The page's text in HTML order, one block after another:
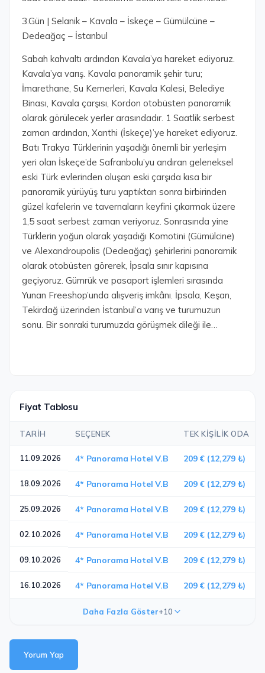
3.Gün | Selanik – Kavala – İskeçe – Gümülcüne –
Dedeağaç – İstanbul
Sabah kahvaltı ardından Kavala’ya hareket ediyoruz.
Kavala’ya varış. Kavala panoramik şehir turu;
İmarethane, Su Kemerleri, Kavala Kalesi, Belediye
Binası, Kavala çarşısı, Kordon otobüsten panoramik
olarak görülecek yerler arasındadır. 1 Saatlik serbest
zaman ardından, Xanthi (İskeçe)’ye hareket ediyoruz.
Batı Trakya Türklerinin yaşadığı önemli bir yerleşim
yeri olan İskeçe’de Safranbolu’yu andıran geleneksel
eski Türk evlerinden oluşan eski çarşıda kısa bir
panoramik yürüyüş turu yaptıktan sonra birbirinden
güzel kafelerin ve tavernaların keyfini çıkarmak üzere
1,5 saat serbest zaman veriyoruz. Sonrasında yine
Türklerin yoğun olarak yaşadığı Komotini (Gümülcine)
ve Alexandroupolis (Dedeağaç) şehirlerini panoramik
olarak otobüsten görerek, İpsala sınır kapısına
geçiyoruz. Gümrük ve pasaport işlemleri sırasında
Yunan Freeshop’unda alışveriş imkânı. İpsala, Keşan,
Tekirdağ üzerinden İstanbul’a varış ve turumuzun
sonu. Bir sonraki turumuzda görüşmek dileği ile…
Fiyat Tablosu
TARIH SEÇENEK TEK KIŞILIK ODA
11.09.2026 4* Panorama Hotel V.B 209 € (12,279 ₺)
18.09.2026 4* Panorama Hotel V.B 209 € (12,279 ₺)
25.09.2026 4* Panorama Hotel V.B 209 € (12,279 ₺)
02.10.2026 4* Panorama Hotel V.B 209 € (12,279 ₺)
09.10.2026 4* Panorama Hotel V.B 209 € (12,279 ₺)
16.10.2026 4* Panorama Hotel V.B 209 € (12,279 ₺)
Daha Fazla Göster+10
Yorum Yap